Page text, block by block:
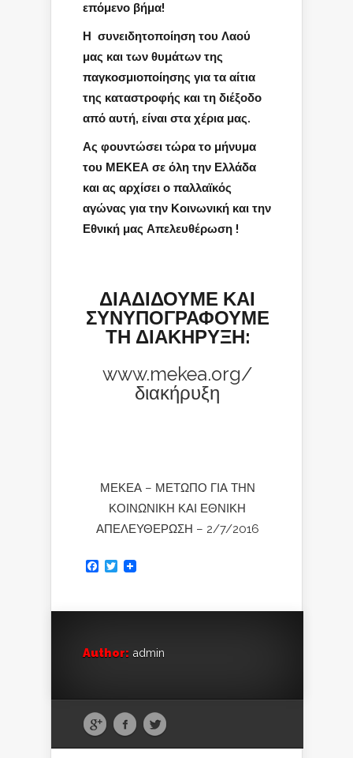
επόμενο βήμα!
Η συνειδητοποίηση του Λαού
μας και των θυμάτων της
παγκοσμιοποίησης για τα αίτια
της καταστροφής και τη διέξοδο
από αυτή, είναι στα χέρια μας.
Ας φουντώσει τώρα το μήνυμα
του ΜΕΚΕΑ σε όλη την Ελλάδα
και ας αρχίσει ο παλλαϊκός
αγώνας για την Κοινωνική και την
Εθνική μας Απελευθέρωση !
ΔΙΑΔΙΔΟΥΜΕ ΚΑΙ
ΣΥΝΥΠΟΓΡΑΦΟΥΜΕ
ΤΗ ΔΙΑΚΗΡΥΞΗ:
www.mekea.org/
διακήρυξη
ΜΕΚΕΑ – ΜΕΤΩΠΟ ΓΙΑ ΤΗΝ
ΚΟΙΝΩΝΙΚΗ ΚΑΙ ΕΘΝΙΚΗ
ΑΠΕΛΕΥΘΕΡΩΣΗ – 2/7/2016
Facebook
Twitter
Author: admin